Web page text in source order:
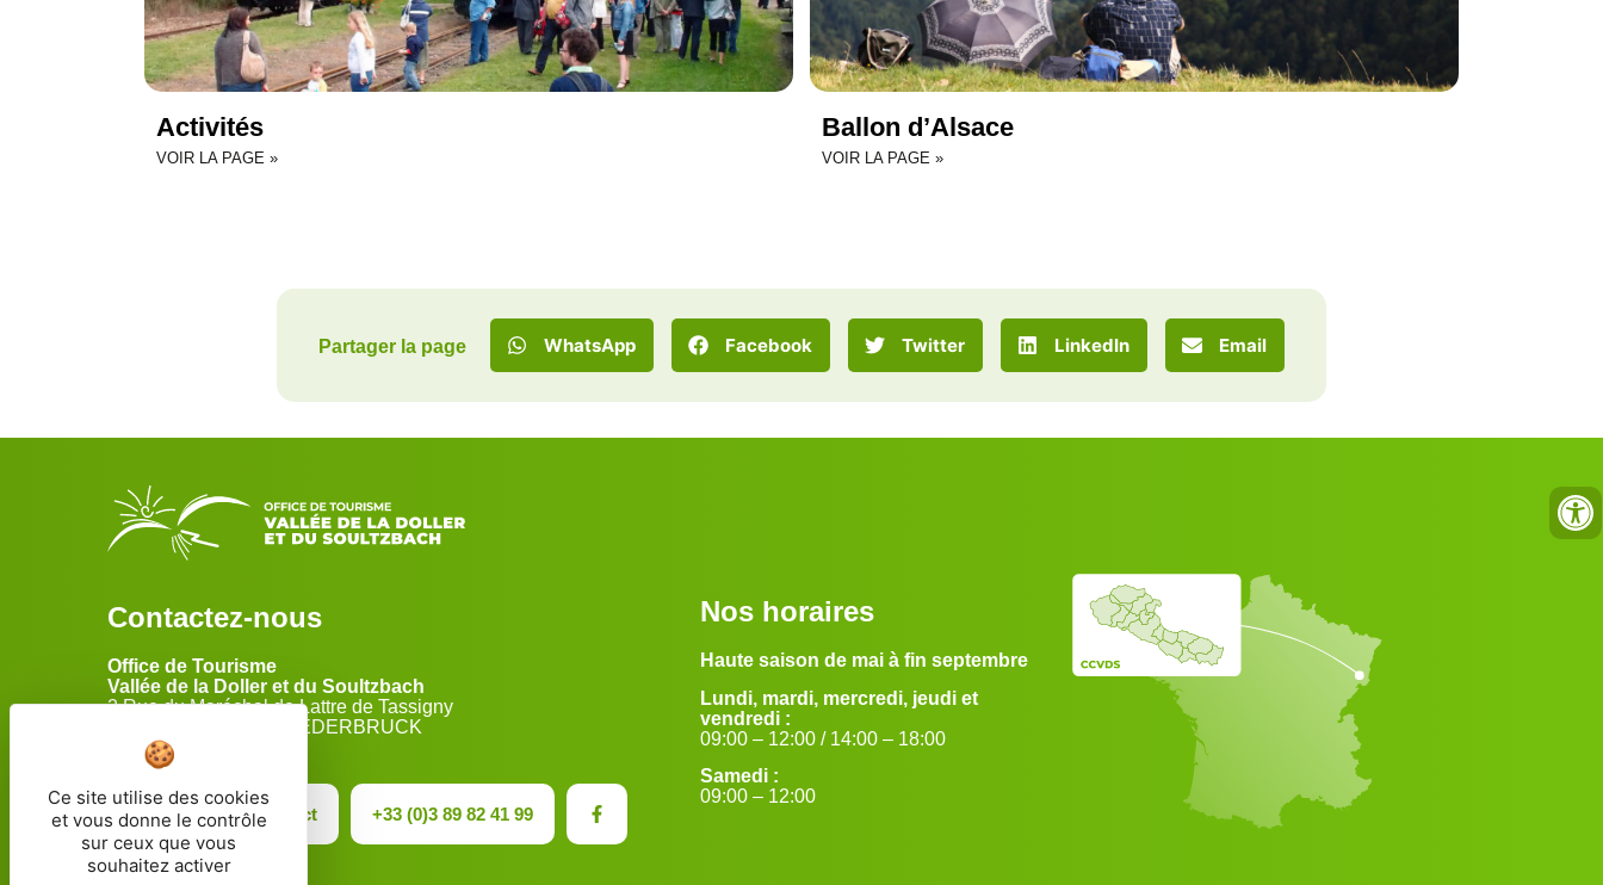
Activités
VOIR LA PAGE »
Ballon d’Alsace
VOIR LA PAGE »
Partager la page WhatsApp Facebook Twitter LinkedIn Email
Contactez-nous
Office de Tourisme
Vallée de la Doller et du Soultzbach
2 Rue du Maréchal de Lattre de Tassigny
68290 MASEVAUX-NIEDERBRUCK
Formulaire de contact +33 (0)3 89 82 41 99
Nos horaires
Haute saison de mai à fin septembre
Lundi, mardi, mercredi, jeudi et
vendredi :
09:00 – 12:00 / 14:00 – 18:00
Samedi :
09:00 – 12:00
Ce site utilise des cookies
et vous donne le contrôle
sur ceux que vous
souhaitez activer